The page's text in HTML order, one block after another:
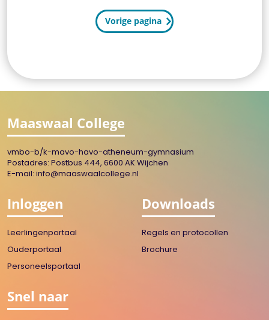
Vorige pagina
Maaswaal College
vmbo-b/k-mavo-havo-atheneum-gymnasium
Postadres: Postbus 444, 6600 AK Wijchen
E-mail: info@maaswaalcollege.nl
Inloggen
Leerlingenportaal
Ouderportaal
Personeelsportaal
Downloads
Regels en protocollen
Brochure
Snel naar